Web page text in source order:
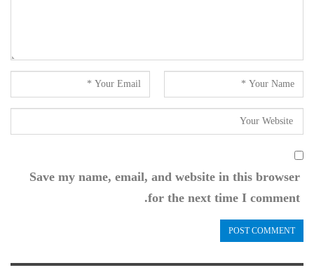
Save my name, email, and website in this browser
for the next time I comment.